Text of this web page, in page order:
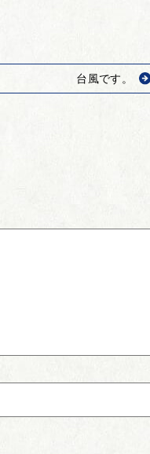
台風です。